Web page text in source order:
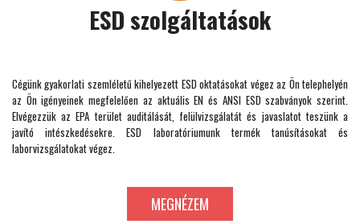
ESD szolgáltatások
Cégünk gyakorlati szemléletű kihelyezett ESD oktatásokat végez az Ön telephelyén
az Ön igényeinek megfelelően az aktuális EN és ANSI ESD szabványok szerint.
Elvégezzük az EPA terület auditálását, felülvizsgálatát és javaslatot teszünk a
javító intészkedésekre. ESD laboratóriumunk termék tanúsításokat és
laborvizsgálatokat végez.
MEGNÉZEM